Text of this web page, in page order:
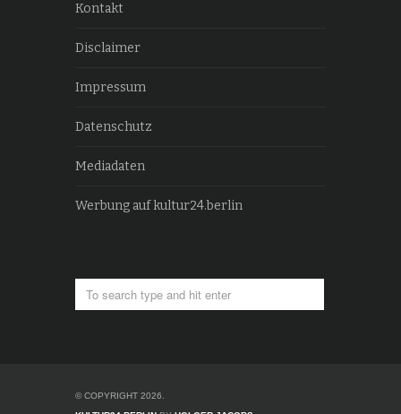
Kontakt
Disclaimer
Impressum
Datenschutz
Mediadaten
Werbung auf kultur24.berlin
© COPYRIGHT 2026.